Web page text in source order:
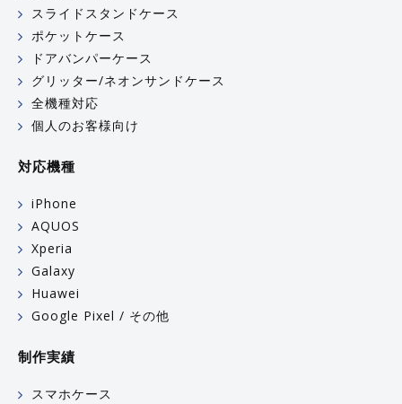
スライドスタンドケース
ポケットケース
ドアバンパーケース
グリッター/ネオンサンドケース
全機種対応
個人のお客様向け
対応機種
iPhone
AQUOS
Xperia
Galaxy
Huawei
Google Pixel / その他
制作実績
スマホケース